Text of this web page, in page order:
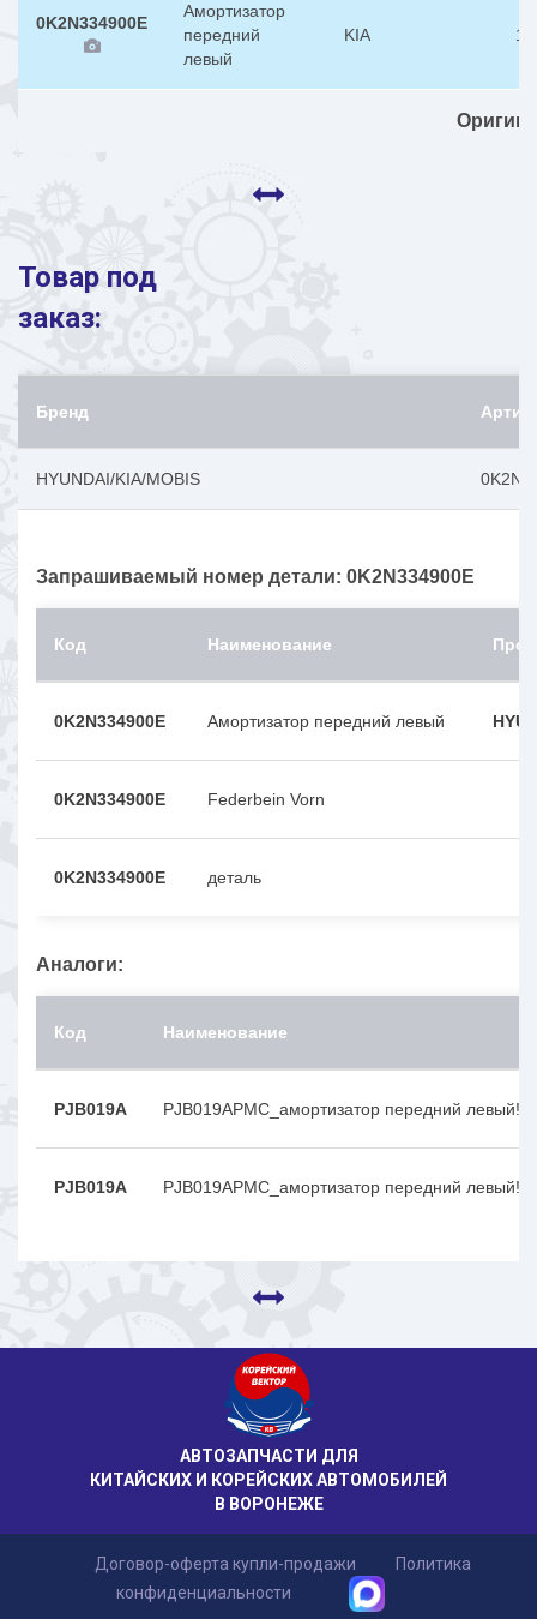
0K2N334900E
Амортизатор
передний
левый
KIA 1
Товар под
заказ:
Бренд
HYUNDAI/KIA/MOBIS
Запрашиваемый номер детали: 0K2N334900E
Код Наименование
0K2N334900E Амортизатор передний левый
0K2N334900E Federbein Vorn
0K2N334900E деталь
Аналоги:
Код Наименование
PJB019A PJB019APMC_амортизатор передний левый! \
PJB019A PJB019APMC_амортизатор передний левый! \
АВТОЗАПЧАСТИ ДЛЯ
КИТАЙСКИХ И КОРЕЙСКИХ АВТОМОБИЛЕЙ
В ВОРОНЕЖЕ
Договор-оферта купли-продажи
Политика
конфиденциальности